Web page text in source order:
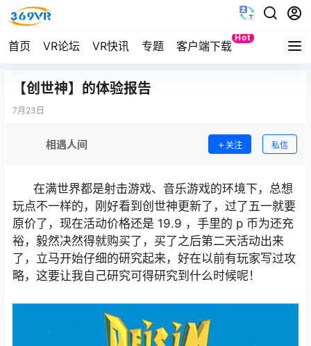
首页 VR论坛 VR快讯 专题 客户端下载
Hot
Quest
【创世神】的体验报告
7月 23日
相遇人间 关注 私信
在满世界都是射击游戏、音乐游戏的环境下，总想
玩点不一样的，刚好看到创世神更新了，过了五一就要
原价了，现在活动价格还是 19.9 ，手里的 p 币为还充
裕，毅然决然得就购买了，买了之后第二天活动出来
了，立马开始仔细的研究起来，好在以前有玩家写过攻
略，这要让我自己研究可得研究到什么时候呢！